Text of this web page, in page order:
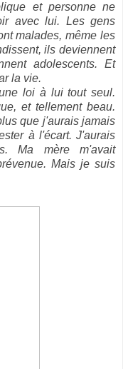
et personne ne
avec lui. Les gens
malades, même les
ils deviennent
adolescents. Et
la vie.
loi à lui tout seul.
et tellement beau.
que j'aurais jamais
à l'écart. J'aurais
Ma mère m'avait
Mais je suis